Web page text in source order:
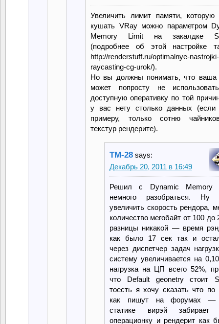
Увеличить лимит памяти, которую
кушать VRay можно параметром
Memory Limit на закалдке
(подробнее об этой настройке
http://renderstuff.ru/optimalnye-
raycasting-cg-urok/).
Но вы должны понимать, что ваша
может попросту не
доступную оперативку по той
у вас нету столько данных
примеру, только сотню
текстур рендерите).
TM-28 says:
Декабрь 20, 2011 в 16:49
Решил с Dynamic Memory
немного разобраться. Ну
увеличить скорость рендора,
количество мегобайт от 100 до
разницы никакой — время
как было 17 сек так и
через диспетчер задач
систему увеличивается на
нагрузка на ЦП всего 52%,
что Default geonetry стоит
тоесть я хочу сказать что по
как пишут на форумах —
статике вирэй забирает
операционку и рендерит как